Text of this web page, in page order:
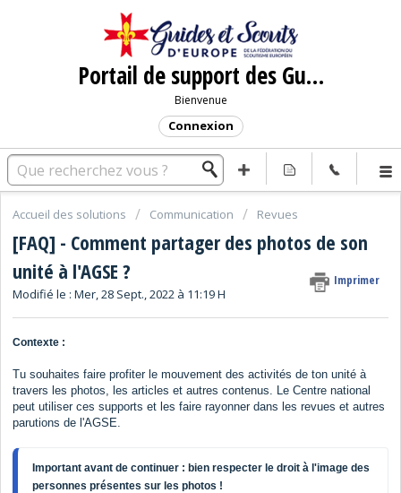
Portail de support des Guides et Scouts d'Europe
Bienvenue
Connexion
Accueil des solutions Communication Revues
[FAQ] - Comment partager des photos de son
unité à l'AGSE ?
Imprimer
Modifié le : Mer, 28 Sept., 2022 à 11:19 H
Contexte :
Tu souhaites faire profiter le mouvement des activités de ton unité à
travers les photos, les articles et autres contenus. Le Centre national
peut utiliser ces supports et les faire rayonner dans les revues et autres
parutions de l'AGSE.
Important avant de continuer : bien respecter le droit à l'image des
personnes présentes sur les photos !